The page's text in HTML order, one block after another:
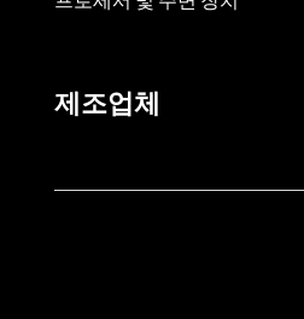
제조업체